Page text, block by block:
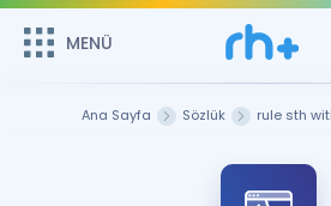
MENÜ
Sepetin Şu An
MENÜ
Ana Sayfa Sözlük rule sth